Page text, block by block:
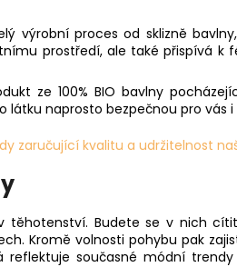
výrobní proces od sklizně
prostředí, ale také přispívá k
ze 100% BIO bavlny
naprosto bezpečnou pro vás
zaručující kvalitu a udržitelnost
těhotenství. Budete se v nich
Kromě volnosti pohybu pak
reflektuje současné módní